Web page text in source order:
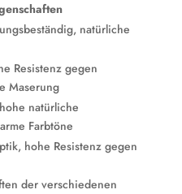
natürliche
Resistenz gegen
Maserung
natürliche
Farbtöne
hohe Resistenz gegen
der verschiedenen